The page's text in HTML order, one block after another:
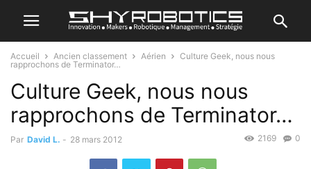
Accueil Ancien classement Aérien
Culture Geek, nous nous
rapprochons de Terminator…
Culture Geek, nous nous
rapprochons de Terminator…
Par David L. - 28 mars 2012 0
2169